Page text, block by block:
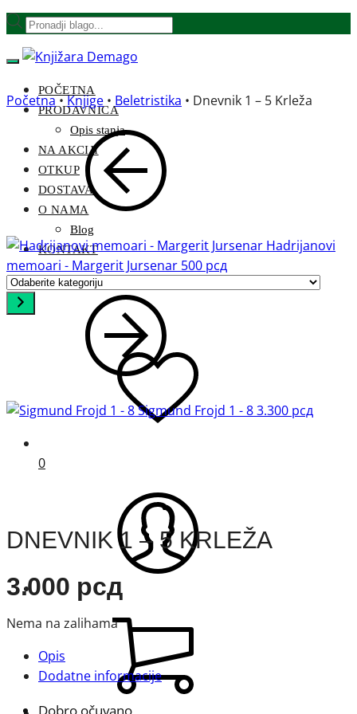
Skip
navigation
Skip
content
Products
POČETNA
PRODAVNICA
Opis stanja
NA AKCIJI
OTKUP
DOSTAVA
O NAMA
Blog
KONTAKT
Odaberite
kategoriju
0
Početna•Knjige • Beletristika • Dnevnik 1 – 5 Krleža
Hadrijanovi
memoari - Margerit Jursenar 500 рсд
Sigmund Frojd 1 - 83.300 рсд
DNEVNIK 1 – 5 KRLEŽA
3.000 рсд
Nema na zalihama
Opis
Dodatne informacije
Dobro očuvano